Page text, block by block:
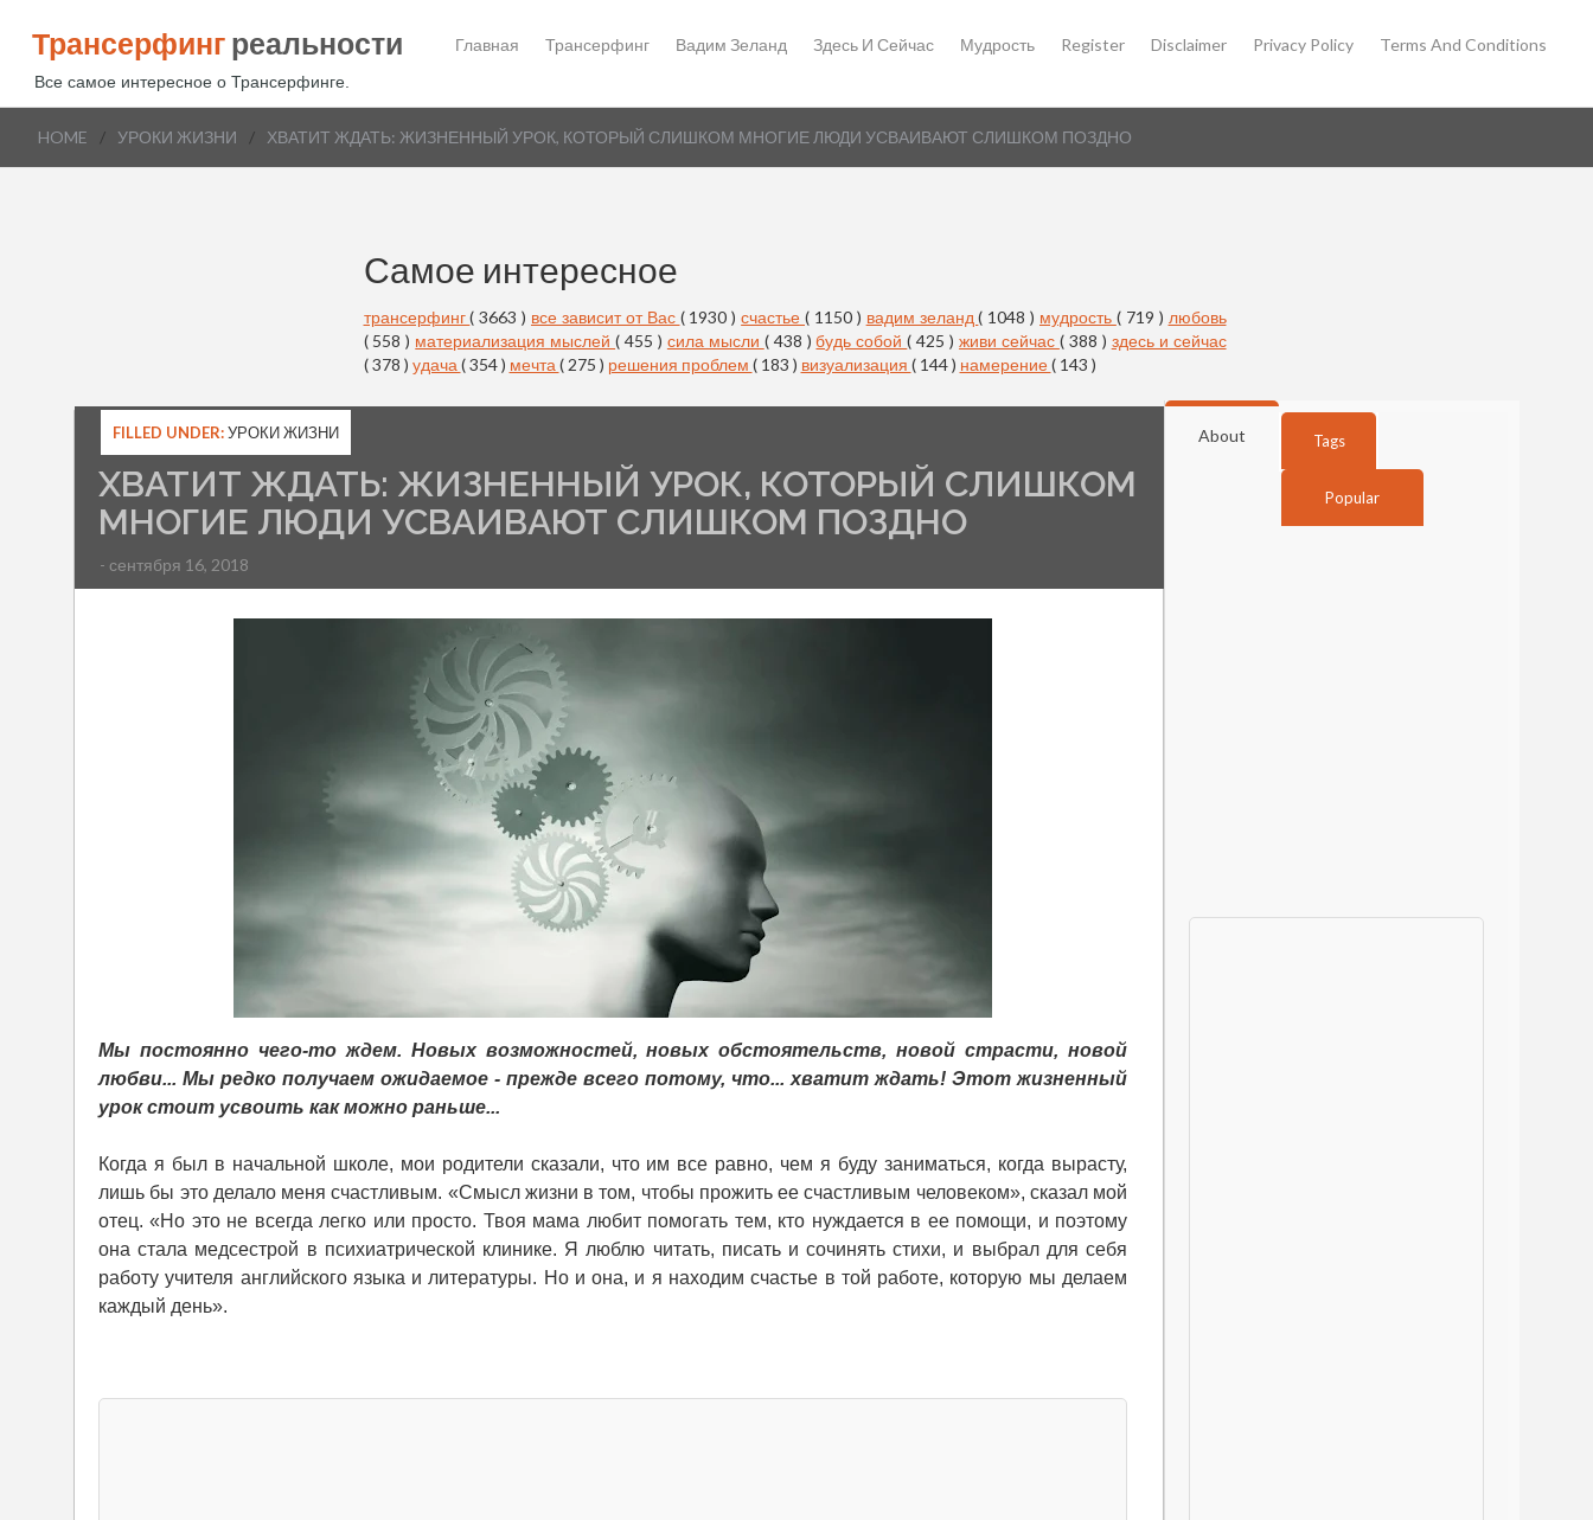
Трансерфинг реальности
Все самое интересное о Трансерфинге.
Главная Трансерфинг Вадим Зеланд Здесь И Сейчас Мудрость Register Disclaimer Privacy Policy Terms And Conditions
HOME / УРОКИ ЖИЗНИ / ХВАТИТ ЖДАТЬ: ЖИЗНЕННЫЙ УРОК, КОТОРЫЙ СЛИШКОМ МНОГИЕ ЛЮДИ УСВАИВАЮТ СЛИШКОМ ПОЗДНО
Самое интересное
трансерфинг( 3663 ) все зависит от Вас ( 1930 )счастье ( 1150 ) вадим зеланд( 1048 ) мудрость ( 719 ) любовь
( 558 ) материализация мыслей( 455 ) сила мысли ( 438 )будь собой( 425 )живи сейчас ( 388 ) здесь и сейчас
( 378 ) удача ( 354 ) мечта ( 275 ) решения проблем ( 183 ) визуализация ( 144 ) намерение( 143 )
FILLED UNDER:УРОКИ ЖИЗНИ
ХВАТИТ ЖДАТЬ: ЖИЗНЕННЫЙ УРОК, КОТОРЫЙ СЛИШКОМ
МНОГИЕ ЛЮДИ УСВАИВАЮТ СЛИШКОМ ПОЗДНО
- сентября 16, 2018
Мы постоянно чего-то ждем. Новых возможностей, новых обстоятельств, новой страсти, новой
любви... Мы редко получаем ожидаемое - прежде всего потому, что... хватит ждать! Этот жизненный
урок стоит усвоить как можно раньше...
Когда я был в начальной школе, мои родители сказали, что им все равно, чем я буду заниматься, когда вырасту,
лишь бы это делало меня счастливым. «Смысл жизни в том, чтобы прожить ее счастливым человеком», сказал мой
отец. «Но это не всегда легко или просто. Твоя мама любит помогать тем, кто нуждается в ее помощи, и поэтому
она стала медсестрой в психиатрической клинике. Я люблю читать, писать и сочинять стихи, и выбрал для себя
работу учителя английского языка и литературы. Но и она, и я находим счастье в той работе, которую мы делаем
каждый день».
About Tags
Popular